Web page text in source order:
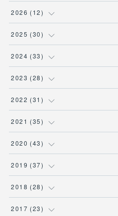
2026 (12)
(3)
(1)
(2)
( 1 )
2025 (30)
(5)
(3)
(2 )
( 4)
2024 (33)
(5)
(1 )
(2)
( 6 )
2023 (28)
(3 )
(2)
(2)
(3)
2022 (31 )
(1)
(3)
(3)
(2 )
2021 (35)
(1)
(4)
(1)
(1 )
2020 (43)
(3)
(4)
(3)
2019 (37)
(4)
(5)
2018 (28)
(1)
2017 (23)